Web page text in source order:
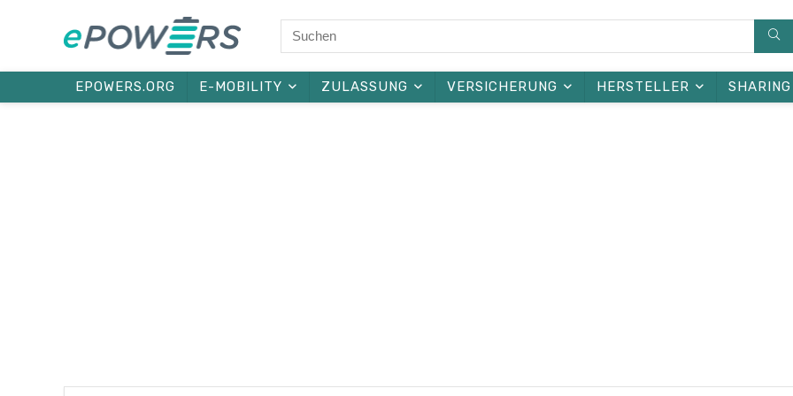
EPOWERS.ORG E-MOBILITY ZULASSUNG VERSICHERUNG HERSTELLER SHARING